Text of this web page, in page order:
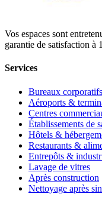
Vos espaces sont
garantie de satisfaction à
Services
Bureaux corporatifs
Aéroports &
Centres
Établissements de
Hôtels &
Restaurants &
Entrepôts &
Lavage de vitres
Après construction
Nettoyage après